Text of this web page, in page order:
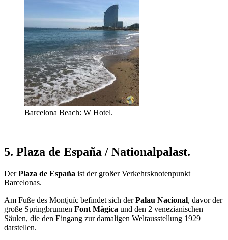
Barcelona Beach: W Hotel.
5. Plaza de España / Nationalpalast.
DerPlaza de España ist der großer Verkehrsknotenpunkt
Barcelonas.
Am Fuße des Montjuïc befindet sich derPalau Nacional, davor der
große Springbrunnen Font Màgica und den 2 venezianischen
Säulen, die den Eingang zur damaligen Weltausstellung 1929
darstellen.